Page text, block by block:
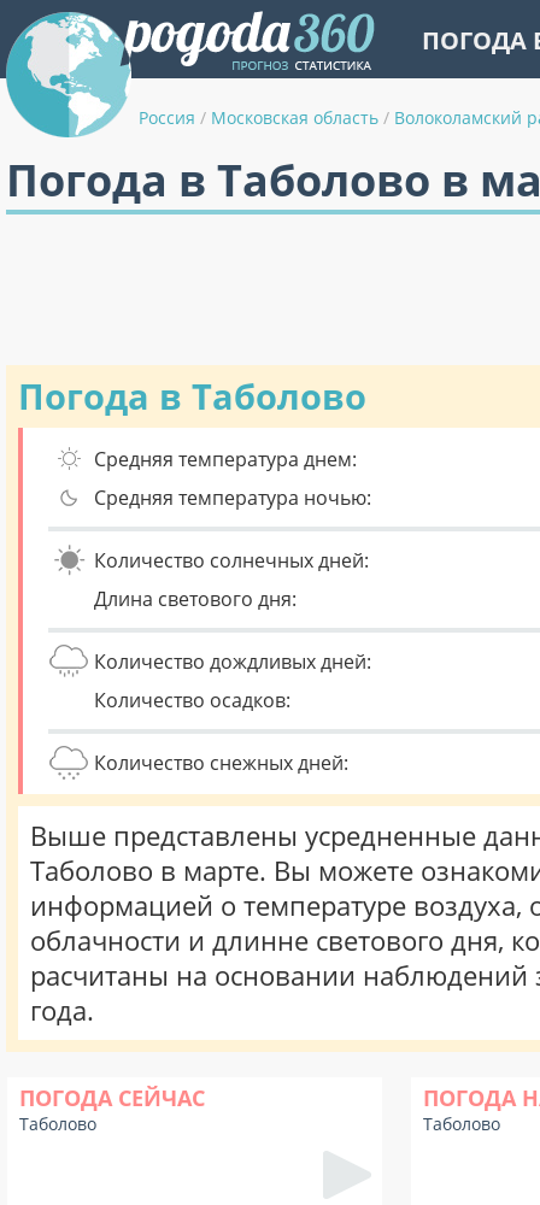
ПОГОДА
Россия / Московская область / Волоколамский
Погода в Таболово в
Погода в Таболово
Средняя температура днем:
Средняя температура ночью:
Количество солнечных дней:
Длина светового дня:
Количество дождливых дней:
Количество осадков:
Количество снежных дней:
Выше представлены усредненные
Таболово в марте. Вы можете
информацией о температуре воздуха,
облачности и длинне светового дня,
расчитаны на основании наблюдений
года.
ПОГОДА СЕЙЧАС
Таболово
ПОГОДА
Таболово